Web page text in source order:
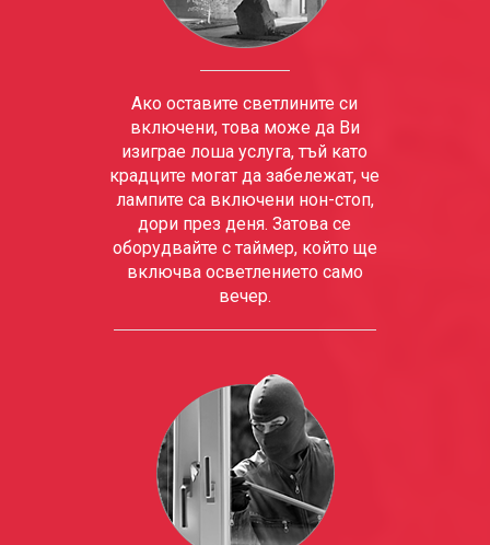
Ако оставите светлините си
включени, това може да Ви
изиграе лоша услуга, тъй като
крадците могат да забележат, че
лампите са включени нон-стоп,
дори през деня. Затова се
оборудвайте с таймер, който ще
включва осветлението само
вечер.